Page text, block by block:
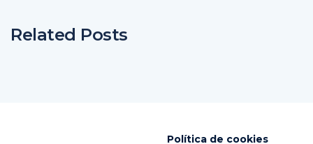
Related Posts
Política de cookies